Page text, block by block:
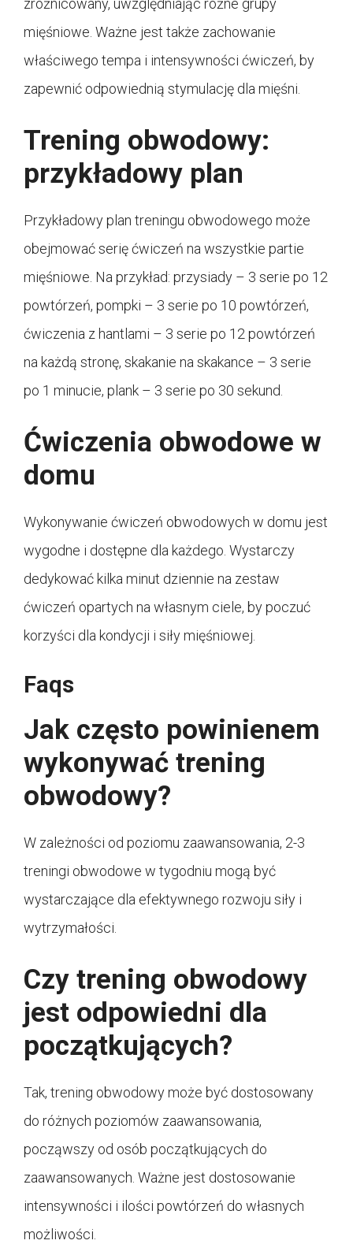
zróżnicowany, uwzględniając różne grupy
mięśniowe. Ważne jest także zachowanie
właściwego tempa i intensywności ćwiczeń, by
zapewnić odpowiednią stymulację dla mięśni.
Trening obwodowy:
przykładowy plan
Przykładowy plan treningu obwodowego może
obejmować serię ćwiczeń na wszystkie partie
mięśniowe. Na przykład: przysiady – 3 serie po 12
powtórzeń, pompki – 3 serie po 10 powtórzeń,
ćwiczenia z hantlami – 3 serie po 12 powtórzeń
na każdą stronę, skakanie na skakance – 3 serie
po 1 minucie, plank – 3 serie po 30 sekund.
Ćwiczenia obwodowe w
domu
Wykonywanie ćwiczeń obwodowych w domu jest
wygodne i dostępne dla każdego. Wystarczy
dedykować kilka minut dziennie na zestaw
ćwiczeń opartych na własnym ciele, by poczuć
korzyści dla kondycji i siły mięśniowej.
Faqs
Jak często powinienem
wykonywać trening
obwodowy?
W zależności od poziomu zaawansowania, 2-3
treningi obwodowe w tygodniu mogą być
wystarczające dla efektywnego rozwoju siły i
wytrzymałości.
Czy trening obwodowy
jest odpowiedni dla
początkujących?
Tak, trening obwodowy może być dostosowany
do różnych poziomów zaawansowania,
począwszy od osób początkujących do
zaawansowanych. Ważne jest dostosowanie
intensywności i ilości powtórzeń do własnych
możliwości.